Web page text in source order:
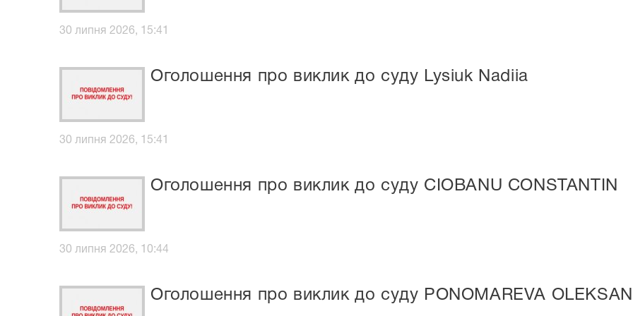
30 липня 2026, 15:41
Оголошення про виклик до суду Lysiuk Nadiia
30 липня 2026, 15:41
Оголошення про виклик до суду CIOBANU CONSTANTIN
30 липня 2026, 10:44
Оголошення про виклик до суду PONOMAREVA